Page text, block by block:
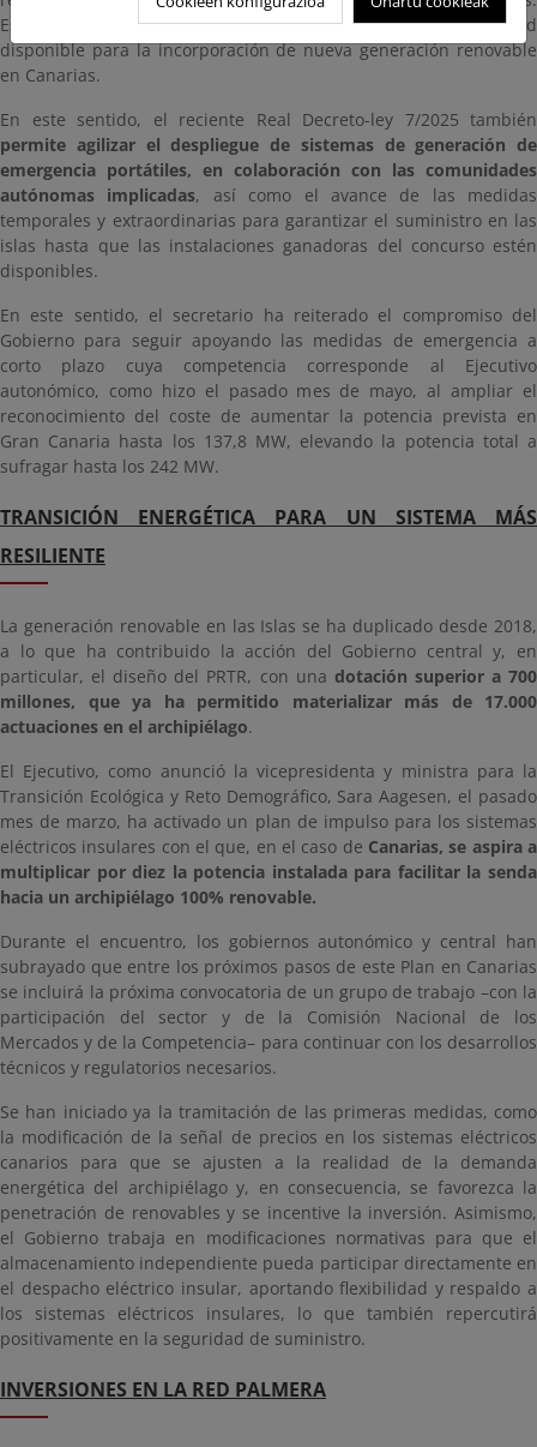
Estas actuaciones también permitirán incrementar la capacidad
disponible para la incorporación de nueva generación renovable
en Canarias.
En este sentido, el reciente Real Decreto-ley 7/2025 también
permite agilizar el despliegue de sistemas de generación de
emergencia portátiles, en colaboración con las comunidades
autónomas implicadas, así como el avance de las medidas
temporales y extraordinarias para garantizar el suministro en las
islas hasta que las instalaciones ganadoras del concurso estén
disponibles.
En este sentido, el secretario ha reiterado el compromiso del
Gobierno para seguir apoyando las medidas de emergencia a
corto plazo cuya competencia corresponde al Ejecutivo
autonómico, como hizo el pasado mes de mayo, al ampliar el
reconocimiento del coste de aumentar la potencia prevista en
Gran Canaria hasta los 137,8 MW, elevando la potencia total a
sufragar hasta los 242 MW.
TRANSICIÓN ENERGÉTICA PARA UN SISTEMA MÁS
RESILIENTE
La generación renovable en las Islas se ha duplicado desde 2018,
a lo que ha contribuido la acción del Gobierno central y, en
particular, el diseño del PRTR, con una dotación superior a 700
millones, que ya ha permitido materializar más de 17.000
actuaciones en el archipiélago.
El Ejecutivo, como anunció la vicepresidenta y ministra para la
Transición Ecológica y Reto Demográfico, Sara Aagesen, el pasado
mes de marzo, ha activado un plan de impulso para los sistemas
eléctricos insulares con el que, en el caso de Canarias, se aspira a
multiplicar por diez la potencia instalada para facilitar la senda
hacia un archipiélago 100% renovable.
Durante el encuentro, los gobiernos autonómico y central han
subrayado que entre los próximos pasos de este Plan en Canarias
se incluirá la próxima convocatoria de un grupo de trabajo –con la
participación del sector y de la Comisión Nacional de los
Mercados y de la Competencia– para continuar con los desarrollos
técnicos y regulatorios necesarios.
Se han iniciado ya la tramitación de las primeras medidas, como
la modificación de la señal de precios en los sistemas eléctricos
canarios para que se ajusten a la realidad de la demanda
energética del archipiélago y, en consecuencia, se favorezca la
penetración de renovables y se incentive la inversión. Asimismo,
el Gobierno trabaja en modificaciones normativas para que el
almacenamiento independiente pueda participar directamente en
el despacho eléctrico insular, aportando flexibilidad y respaldo a
los sistemas eléctricos insulares, lo que también repercutirá
positivamente en la seguridad de suministro.
INVERSIONES EN LA RED PALMERA